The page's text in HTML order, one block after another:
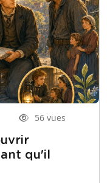
56 vues
qu'il